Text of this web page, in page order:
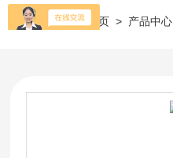
当前位置： 首页 > 产品中心